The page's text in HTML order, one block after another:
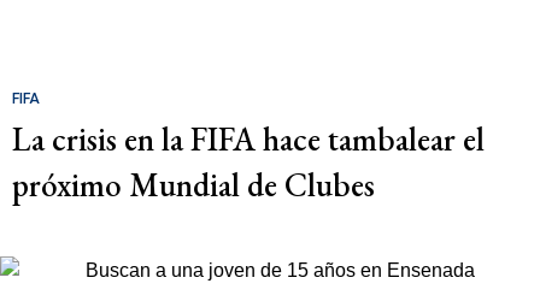
FIFA
La crisis en la FIFA hace tambalear el
próximo Mundial de Clubes